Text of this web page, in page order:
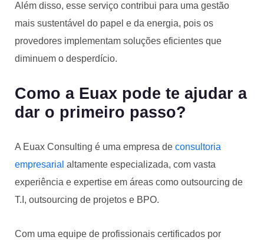
Além disso, esse serviço contribui para uma gestão
mais sustentável do papel e da energia, pois os
provedores implementam soluções eficientes que
diminuem o desperdício.
Como a Euax pode te ajudar a
dar o primeiro passo?
A Euax Consulting é uma empresa de consultoria
empresarial altamente especializada, com vasta
experiência e expertise em áreas como outsourcing de
T.I, outsourcing de projetos e BPO.
Com uma equipe de profissionais certificados por